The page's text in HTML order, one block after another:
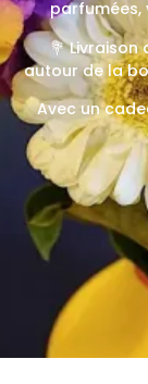
parfumées,
💐 Livraison
autour de la
Avec un